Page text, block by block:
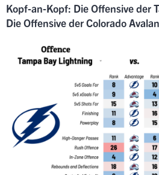
Kopf-an-Kopf: Die Offensive der
Die Offensive der Colorado